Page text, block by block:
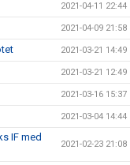
2021-04-11 22:44
2021-04-09 21:58
2021-03-21 14:49
2021-03-21 12:49
2021-03-16 15:37
2021-03-04 14:44
IF med
2021-02-23 21:08